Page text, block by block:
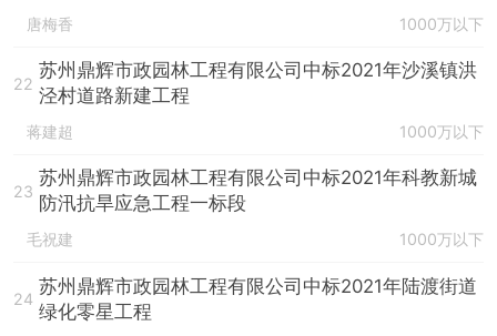
唐梅香 1000万以下
22
苏州鼎辉市政园林工程有限公司中标2021年沙溪镇洪
泾村道路新建工程
蒋建超 1000万以下
23
苏州鼎辉市政园林工程有限公司中标2021年科教新城
防汛抗旱应急工程一标段
毛祝建 1000万以下
24
苏州鼎辉市政园林工程有限公司中标2021年陆渡街道
绿化零星工程